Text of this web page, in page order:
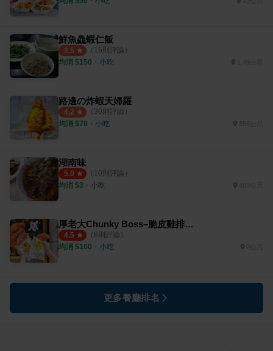
鮮魚鱻蝦仁飯
3.5 （ 16則評論）
均消 $150 ・ 小吃 1.49公里
路邊の炸蝦天婦羅
4.2 （ 30則評論）
均消 $70 ・ 小吃 356公尺
湖南味
5.0 （ 10則評論）
均消 $3 ・ 小吃 468公尺
厚老大Chunky Boss–脆皮雞排專賣
4.5 （ 8則評論）
均消 $100 ・ 小吃
更多餐廳排名